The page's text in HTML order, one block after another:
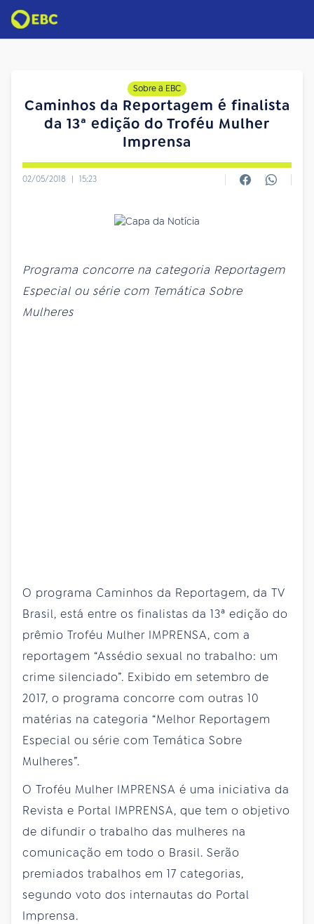
Sobre a EBC
Caminhos da Reportagem é finalista
da 13ª edição do Troféu Mulher
Imprensa
02/05/2018 | 15:23
Programa concorre na categoria Reportagem
Especial ou série com Temática Sobre
Mulheres
O programa Caminhos da Reportagem, da TV
Brasil, está entre os finalistas da 13ª edição do
prêmio Troféu Mulher IMPRENSA, com a
reportagem “Assédio sexual no trabalho: um
crime silenciado”. Exibido em setembro de
2017, o programa concorre com outras 10
matérias na categoria “Melhor Reportagem
Especial ou série com Temática Sobre
Mulheres”.
O Troféu Mulher IMPRENSA é uma iniciativa da
Revista e Portal IMPRENSA, que tem o objetivo
de difundir o trabalho das mulheres na
comunicação em todo o Brasil. Serão
premiados trabalhos em 17 categorias,
segundo voto dos internautas do Portal
Imprensa.